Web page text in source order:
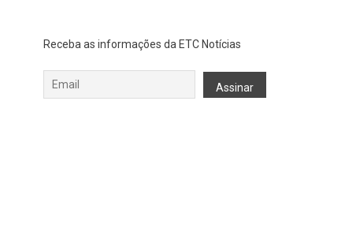
Receba as informações da ETC Notícias